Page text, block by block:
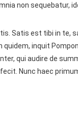
non sequebatur,
Satis est tibi in te,
quidem, inquit
qui audire de
Nunc haec